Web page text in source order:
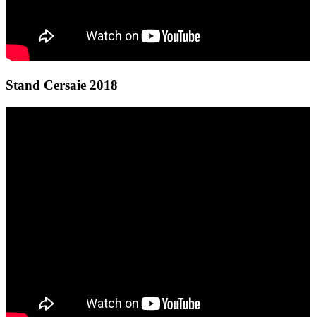
Stand Cersaie 2018